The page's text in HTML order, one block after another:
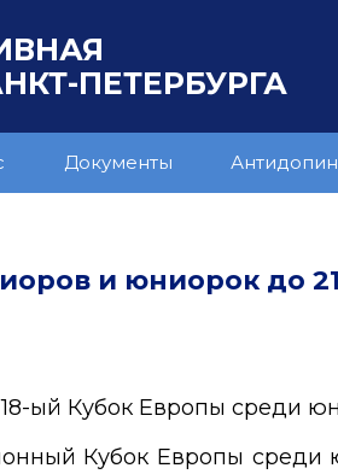
ПЕТЕРБУРГА
Документы
и юниорок до
ый Кубок Европы среди
Кубок Европы среди